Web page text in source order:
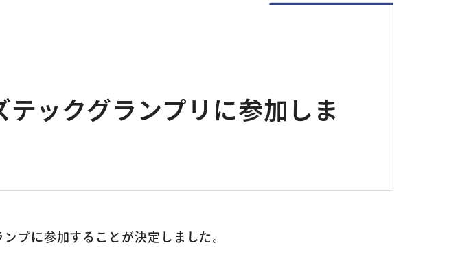
ックグランプリに参加しま
プに参加することが決定しました。